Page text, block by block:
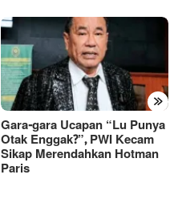
»
Gara-gara Ucapan “Lu Punya
Otak Enggak?”, PWI Kecam
Sikap Merendahkan Hotman
Paris